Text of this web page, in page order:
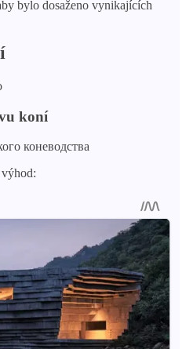
bylo dosaženo vynikajících
koní